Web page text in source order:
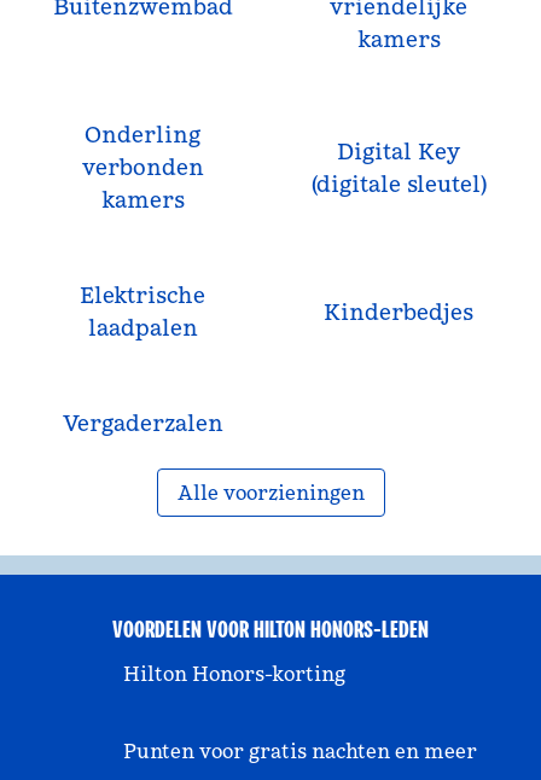
Buitenzwembad
vriendelijke
kamers
Onderling
verbonden
kamers
Digital Key
(digitale sleutel)
Elektrische
laadpalen
Kinderbedjes
Vergaderzalen
Alle voorzieningen
VOORDELEN VOOR HILTON HONORS-LEDEN
Hilton Honors-korting
Punten voor gratis nachten en meer